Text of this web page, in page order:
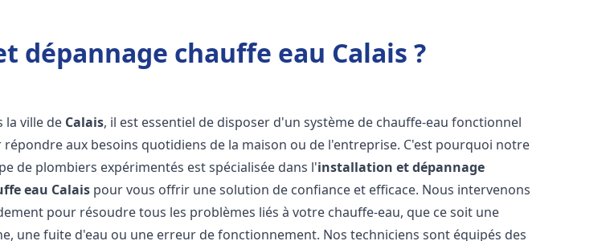
dépannage chauffe eau Calais ?
la ville de Calais, il est essentiel de disposer d'un système de chauffe-eau fonctionnel
répondre aux besoins quotidiens de la maison ou de l'entreprise. C'est pourquoi notre
de plombiers expérimentés est spécialisée dans l'installation et dépannage
eau Calais pour vous offrir une solution de confiance et efficace. Nous intervenons
pour résoudre tous les problèmes liés à votre chauffe-eau, que ce soit une
une fuite d'eau ou une erreur de fonctionnement. Nos techniciens sont équipés des